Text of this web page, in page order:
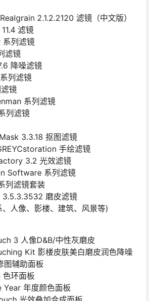
2.1.2.2120 滤镜（中文版）
滤镜
列滤镜
滤镜
降噪滤镜
列滤镜
镜
系列滤镜
列滤镜
3.3.18 抠图滤镜
手绘滤镜
3.2 光效滤镜
Software 系列滤镜
列滤镜套装
磨皮滤镜
人像、影楼、建筑、风景等)
3 人像D&B/中性灰磨皮
Kit 影楼皮肤美白磨皮润色降噪
辅助面板
环面板
年度颜色面板